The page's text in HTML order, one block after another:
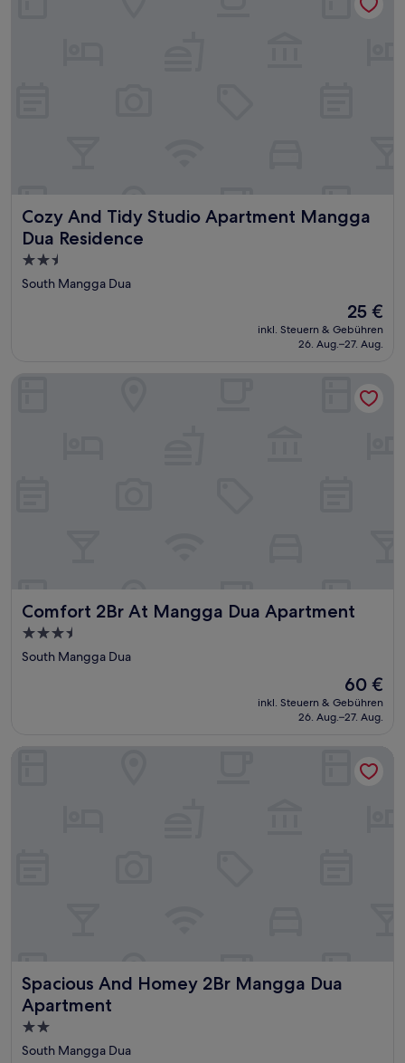
Cozy And Tidy Studio Apartment Mangga
Dua Residence
Cozy And Tidy Studio Apartment Mangga Dua Residence
2.5-
Sterne-
South Mangga Dua
Der
Preis
beträgt
25 €
inkl. Steuern & Gebühren
26. Aug.–27. Aug.
Comfort 2Br At Mangga Dua Apartment
Comfort 2Br At Mangga Dua Apartment
3.5-
Sterne-
South Mangga Dua
Der
Preis
beträgt
60 €
inkl. Steuern & Gebühren
26. Aug.–27. Aug.
Spacious And Homey 2Br Mangga Dua
Apartment
Spacious And Homey 2Br Mangga Dua Apartment
2.0-
Sterne-
South Mangga Dua
Spacious And Homey 2Br Mangga Dua Apartment